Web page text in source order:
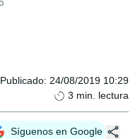
Publicado: 24/08/2019 10:29
3 min. lectura
Síguenos en Google